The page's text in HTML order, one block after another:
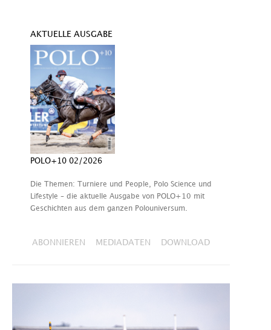
AKTUELLE AUSGABE
POLO+10 02/2026
Die Themen: Turniere und People, Polo Science und
Lifestyle – die aktuelle Ausgabe von POLO+10 mit
Geschichten aus dem ganzen Polouniversum.
ABONNIEREN MEDIADATEN DOWNLOAD